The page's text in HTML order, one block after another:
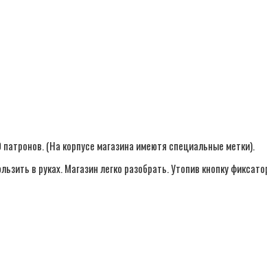
(На корпусе магазина имеютя специальные метки).
в руках. Магазин легко разобрать. Утопив кнопку